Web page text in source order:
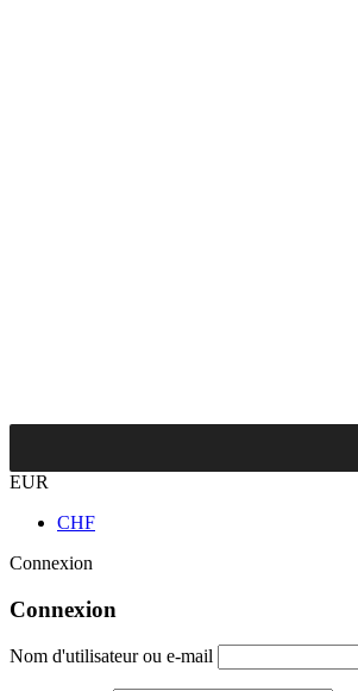
EUR
CHF
Connexion
Connexion
Nom d'utilisateur ou e-mail